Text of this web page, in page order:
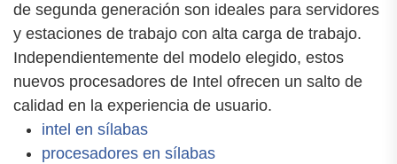
de segunda generación son ideales para servidores
y estaciones de trabajo con alta carga de trabajo.
Independientemente del modelo elegido, estos
nuevos procesadores de Intel ofrecen un salto de
calidad en la experiencia de usuario.
intel en sílabas
procesadores en sílabas